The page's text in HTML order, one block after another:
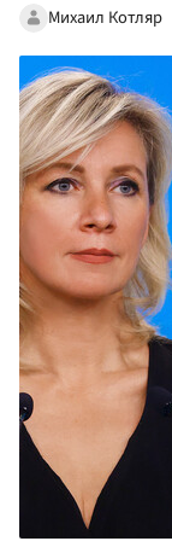
Михаил Котляр